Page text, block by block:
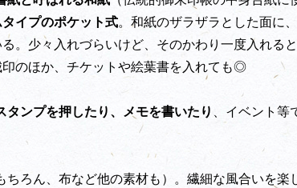
イプのポケット式。和紙のザラザラとした面に
。少々入れづらいけど、そのかわり一度入れる
のほか、チケットや絵葉書を入れても◎
タンプを押したり、メモを書いたり 、イベント等
ちろん、布など他の素材も）。繊細な風合いを楽